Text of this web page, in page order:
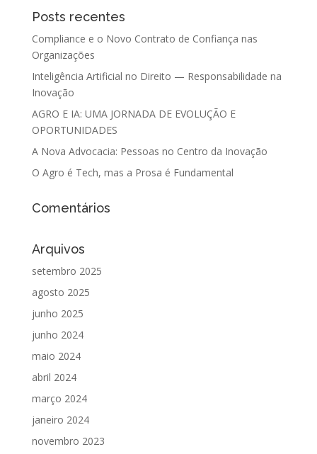
Posts recentes
Compliance e o Novo Contrato de Confiança nas
Organizações
Inteligência Artificial no Direito — Responsabilidade na
Inovação
AGRO E IA: UMA JORNADA DE EVOLUÇÃO E
OPORTUNIDADES
A Nova Advocacia: Pessoas no Centro da Inovação
O Agro é Tech, mas a Prosa é Fundamental
Comentários
Arquivos
setembro 2025
agosto 2025
junho 2025
junho 2024
maio 2024
abril 2024
março 2024
janeiro 2024
novembro 2023